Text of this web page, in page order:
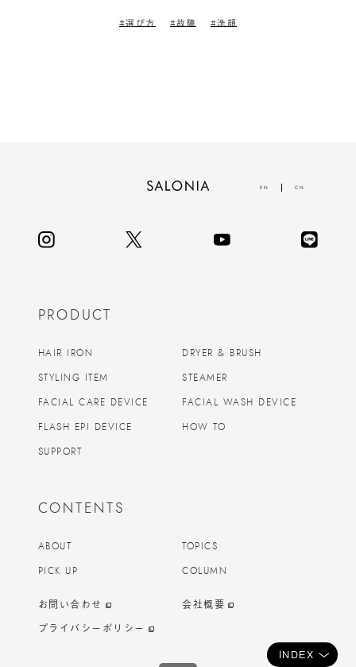
選び方 故障 洗顔
EN CN
PRODUCT
HAIR IRON DRYER & BRUSH
STYLING ITEM STEAMER
FACIAL CARE DEVICE FACIAL WASH DEVICE
FLASH EPI DEVICE
SUPPORT
HOW TO
CONTENTS
ABOUT TOPICS
PICK UP COLUMN
会社概要
お問い合わせ
プライバシーポリシー
INDEX